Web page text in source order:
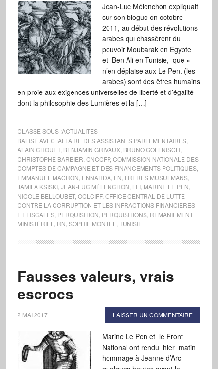
Jean-Luc Mélenchon expliquait
sur son blogue en octobre
2011, au début des révolutions
arabes qui chassèrent du
pouvoir Moubarak en Egypte
et Ben Ali en Tunisie, que «
n’en déplaise aux Le Pen, (les
arabes) sont des êtres humains
en proie aux exigences universelles de liberté et d’égalité
dont la philosophie des Lumières et la […]
CLASSÉ SOUS :ACTUALITÉS
BALISÉ AVEC :AFFAIRE DES ASSISTANTS PARLEMENTAIRES,
ALAIN CHOUET, BENJAMIN GRIVAUX, BRUNO GOLLNISCH
CHRISTOPHE BARBIER CNCCFP, COMMISSION NATIONALE DES
COMPTES DE CAMPAGNE ET DES FINANCEMENTS POLITIQUES,
EMMANUEL MACRON ENNAHDA, FN FRÈRES MUSULMANS,
JAMILA KSISKI, JEAN-LUC MÉLENCHON LFI, MARINE LE PEN
NICOLE BELLOUBET, OCLCIFF, OFFICE CENTRAL DE LUTTE
CONTRE LA CORRUPTION ET LES INFRACTIONS FINANCIÈRES
ET FISCALES, PERQUISITION PERQUISITIONS, REMANIEMENT
MINISTÉRIEL
RN SOPHIE MONTEL TUNISIE
Fausses valeurs, vrais
escrocs
2 MAI 2017 LAISSER UN COMMENTAIRE
Marine Le Pen et le Front
National ont rendu hier matin
hommage à Jeanne d’Arc